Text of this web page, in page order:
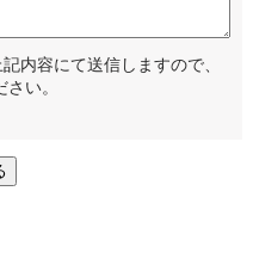
内容にて送信しますので、
い。